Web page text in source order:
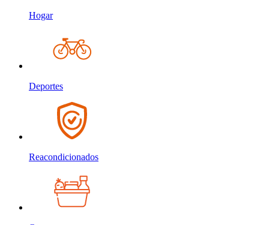
Hogar
Deportes
Reacondicionados